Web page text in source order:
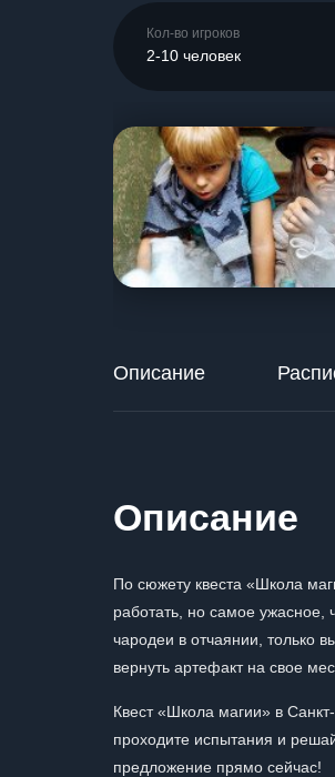
Кол-во игроков
2-10 человек
Описание
Описание
По сюжету квеста «Школа
работать, но самое ужасное,
чародеи в отчаянии, только
вернуть артефакт на свое
Квест «Школа магии» в
проходите испытания и
предложение прямо сейчас!